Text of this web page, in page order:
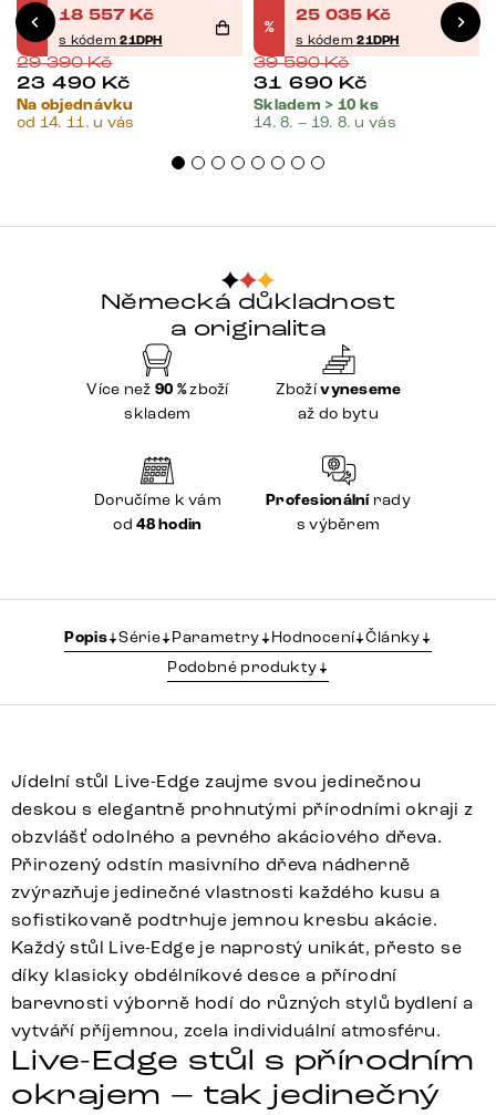
%
18 557 Kč
s kódem21DPH
29 390Kč
23 490 Kč
Na objednávku
od 14. 11. u vás
%
25 035 Kč
s kódem21DPH
39 590Kč
31 690 Kč
Skladem > 10 ks
14. 8. – 19. 8. u vás
Německá důkladnost
a originalita
Více než 90 %zboží
skladem
Zbožívyneseme
až do bytu
Doručíme k vám
od48 hodin
Profesionálnírady
s výběrem
Popis Série Parametry Hodnocení Články
Podobné produkty
Jídelní stůl Live-Edge zaujme svou jedinečnou
deskou s elegantně prohnutými přírodními okraji z
obzvlášť odolného a pevného akáciového dřeva.
Přirozený odstín masivního dřeva nádherně
zvýrazňuje jedinečné vlastnosti každého kusu a
sofistikovaně podtrhuje jemnou kresbu akácie.
Každý stůl Live-Edge je naprostý unikát, přesto se
díky klasicky obdélníkové desce a přírodní
barevnosti výborně hodí do různých stylů bydlení a
vytváří příjemnou, zcela individuální atmosféru.
Live-Edge stůl s přírodním
okrajem – tak jedinečný